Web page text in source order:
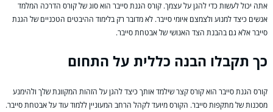
אתה יכול לעשות כדי להגן על עצמך. קורס הגנת סייבר הוא סוג של קורס הדרכה המלמד
אנשים כיצד למנוע ולצמצם איומי סייבר. לא מדובר רק בלימוד ההיבטים הטכניים של הגנת
סייבר אלא גם בהבנת הצד האנושי של אבטחת סייבר.
כך תקבלו הבנה כללית על התחום
קורס הגנת סייבר הוא קורס קצר שילמד אותך כיצד להגן על הזהות המקוונת שלך ולהימנע
מסכנות של מתקפות סייבר. הקורס מיועד לקהל הרחב המעוניין ללמוד עוד על אבטחת סייבר.